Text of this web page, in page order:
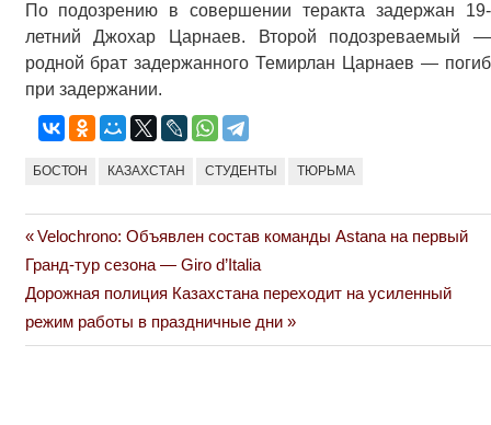
По подозрению в совершении теракта задержан 19-
летний Джохар Царнаев. Второй подозреваемый —
родной брат задержанного Темирлан Царнаев — погиб
при задержании.
БОСТОН КАЗАХСТАН СТУДЕНТЫ ТЮРЬМА
Навигация
по
записям
Previous
Post:
Velochrono: Объявлен состав команды Astana на первый
Гранд-тур сезона — Giro d’Italia
Next
Post:
Дорожная полиция Казахстана переходит на усиленный
режим работы в праздничные дни